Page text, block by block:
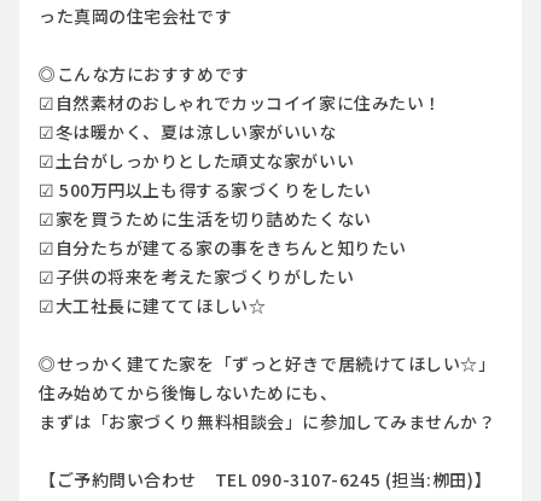
った真岡の住宅会社です
◎こんな方におすすめです
☑自然素材のおしゃれでカッコイイ家に住みたい！
☑冬は暖かく、夏は涼しい家がいいな
☑土台がしっかりとした頑丈な家がいい
☑ 500万円以上も得する家づくりをしたい
☑家を買うために生活を切り詰めたくない
☑自分たちが建てる家の事をきちんと知りたい
☑子供の将来を考えた家づくりがしたい
☑大工社長に建ててほしい☆
◎せっかく建てた家を「ずっと好きで居続けてほしい☆」
住み始めてから後悔しないためにも、
まずは「お家づくり無料相談会」に参加してみませんか？
【ご予約問い合わせ TEL 090-3107-6245 (担当:栁田)】